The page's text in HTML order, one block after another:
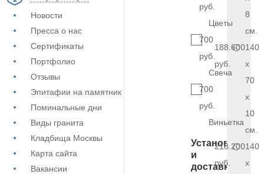
Новости
Пресса о нас
Сертификаты
Портфолио
Отзывы
Эпитафии на памятник
Поминальные дни
Виды гранита
Кладбища Москвы
Карта сайта
Вакансии
руб.
Цветы
700
руб.
Свеча
700
руб.
Виньетка
Установка
и
доставка
8
см.
188.600
руб.
140
x
70
x
10
см.
218.200
руб.
140
x